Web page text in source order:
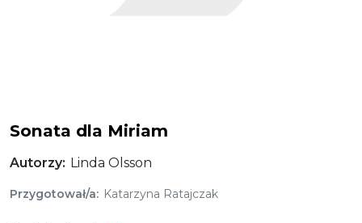
Sonata dla Miriam
Autorzy Linda Olsson
Przygotował/a Katarzyna Ratajczak